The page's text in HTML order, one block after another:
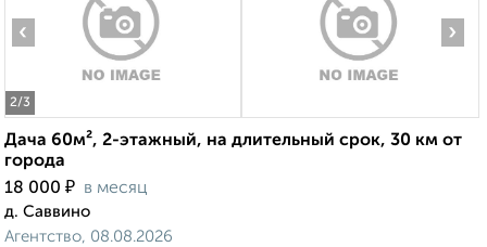
2/3
‹ ›
Дача 60м², 2-этажный, на длительный срок, 30 км от
города
18 000 ₽ в месяц
д. Саввино
Агентство, 08.08.2026